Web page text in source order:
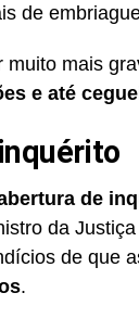
de
mais
e até
de
da
de que
.